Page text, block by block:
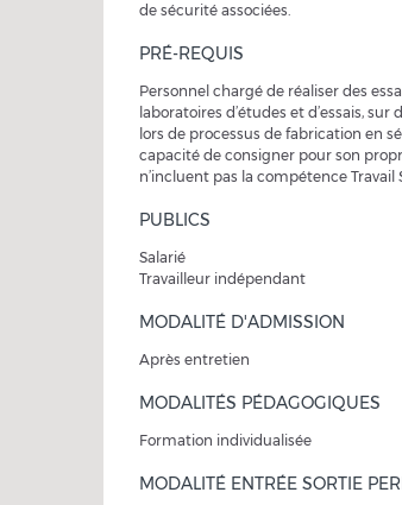
de sécurité associées.
PRÉ-REQUIS
Personnel chargé de réaliser des
laboratoires d’études et d’essais, sur
lors de processus de fabrication en
capacité de consigner pour son
n’incluent pas la compétence Travail
PUBLICS
Salarié
Travailleur indépendant
MODALITÉ D'ADMISSION
Après entretien
MODALITÉS PÉDAGOGIQUES
Formation individualisée
MODALITÉ ENTRÉE SORTIE